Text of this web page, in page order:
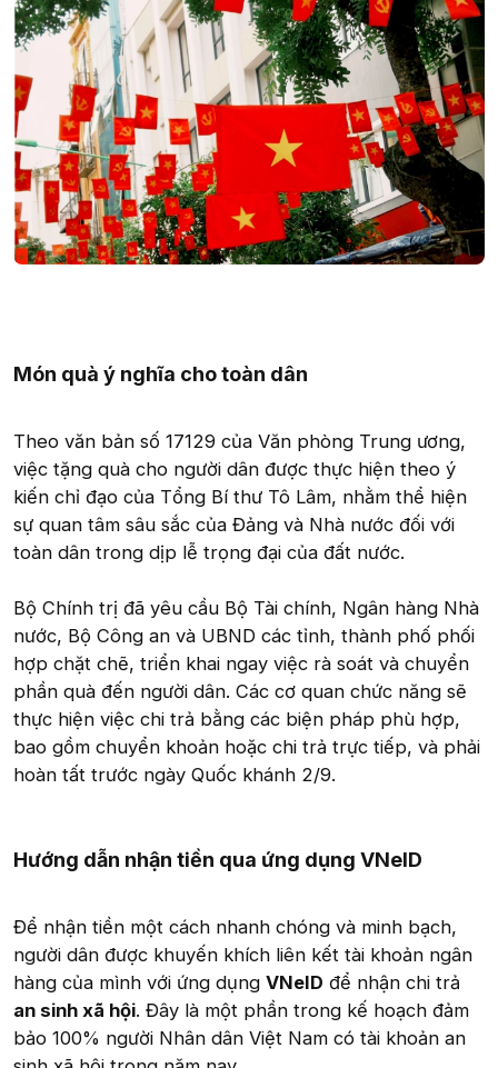
Món quà ý nghĩa cho toàn dân
Theo văn bản số 17129 của Văn phòng Trung ương,
việc tặng quà cho người dân được thực hiện theo ý
kiến chỉ đạo của Tổng Bí thư Tô Lâm, nhằm thể hiện
sự quan tâm sâu sắc của Đảng và Nhà nước đối với
toàn dân trong dịp lễ trọng đại của đất nước.
Bộ Chính trị đã yêu cầu Bộ Tài chính, Ngân hàng Nhà
nước, Bộ Công an và UBND các tỉnh, thành phố phối
hợp chặt chẽ, triển khai ngay việc rà soát và chuyển
phần quà đến người dân. Các cơ quan chức năng sẽ
thực hiện việc chi trả bằng các biện pháp phù hợp,
bao gồm chuyển khoản hoặc chi trả trực tiếp, và phải
hoàn tất trước ngày Quốc khánh 2/9.
Hướng dẫn nhận tiền qua ứng dụng VNeID
Để nhận tiền một cách nhanh chóng và minh bạch,
người dân được khuyến khích liên kết tài khoản ngân
hàng của mình với ứng dụng VNeID để nhận chi trả
an sinh xã hội. Đây là một phần trong kế hoạch đảm
bảo 100% người Nhân dân Việt Nam có tài khoản an